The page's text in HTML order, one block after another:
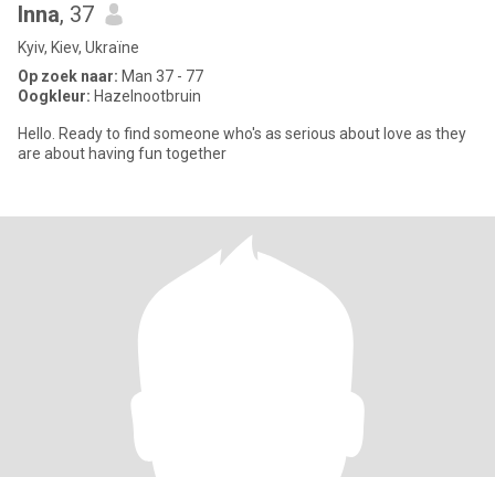
Inna, 37
Kyiv, Kiev, Ukraïne
Op zoek naar: Man 37 - 77
Oogkleur: Hazelnootbruin
Hello. Ready to find someone who's as serious about love as they
are about having fun together